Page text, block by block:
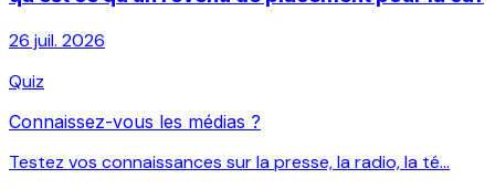
26 juil. 2026
Quiz
Connaissez-vous les médias ?
Testez vos connaissances sur la presse, la radio, la té...